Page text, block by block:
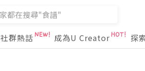
社群熱話 成為U Creator 探